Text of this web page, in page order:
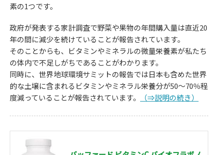
素の1つです。
政府が発表する家計調査で野菜や果物の年間購入量は直近20
年の間に減少を続けていることが報告されています。
そのことからも、ビタミンやミネラルの微量栄養素が私たち
の体内で不足しがちであることがわかります。
同時に、世界地球環境サミットの報告では日本も含めた世界
的な土壌に含まれるビタミンやミネラル栄養分が50～70％程
度減っていることが報告されています。
（⇒説明の続き）